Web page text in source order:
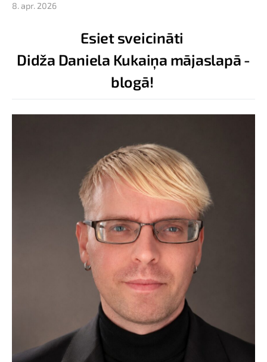
8. apr. 2026
Esiet sveicināti
Didža Daniela Kukaiņa mājaslapā -
blogā!